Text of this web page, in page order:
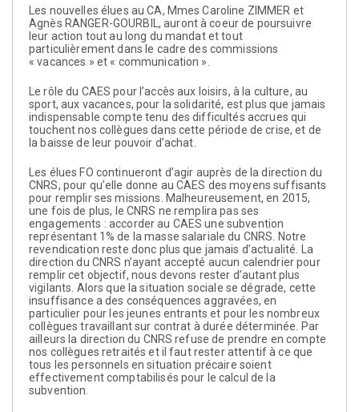
Les nouvelles élues au CA, Mmes Caroline ZIMMER et
Agnès RANGER-GOURBIL, auront à coeur de poursuivre
leur action tout au long du mandat et tout
particulièrement dans le cadre des commissions
« vacances » et « communication ».
Le rôle du CAES pour l’accès aux loisirs, à la culture, au
sport, aux vacances, pour la solidarité, est plus que jamais
indispensable compte tenu des difficultés accrues qui
touchent nos collègues dans cette période de crise, et de
la baisse de leur pouvoir d’achat.
Les élues FO continueront d’agir auprès de la direction du
CNRS, pour qu’elle donne au CAES des moyens suffisants
pour remplir ses missions. Malheureusement, en 2015,
une fois de plus, le CNRS ne remplira pas ses
engagements : accorder au CAES une subvention
représentant 1% de la masse salariale du CNRS. Notre
revendication reste donc plus que jamais d’actualité. La
direction du CNRS n’ayant accepté aucun calendrier pour
remplir cet objectif, nous devons rester d’autant plus
vigilants. Alors que la situation sociale se dégrade, cette
insuffisance a des conséquences aggravées, en
particulier pour les jeunes entrants et pour les nombreux
collègues travaillant sur contrat à durée déterminée. Par
ailleurs la direction du CNRS refuse de prendre en compte
nos collègues retraités et il faut rester attentif à ce que
tous les personnels en situation précaire soient
effectivement comptabilisés pour le calcul de la
subvention.